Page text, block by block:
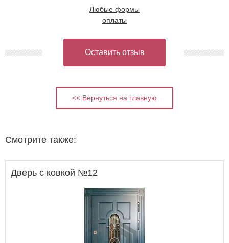
Любые формы
оплаты
Оставить отзыв
<< Вернуться на главную
Смотрите также:
Дверь с ковкой №12